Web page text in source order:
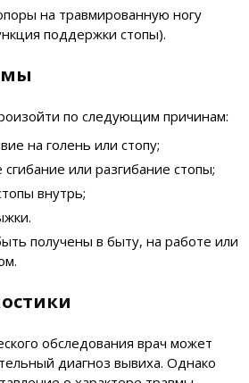
на травмированную ногу
поддержки стопы).
по следующим причинам:
на голень или стопу;
или разгибание стопы;
внутрь;
получены в быту, на работе или
обследования врач может
диагноз вывиха. Однако